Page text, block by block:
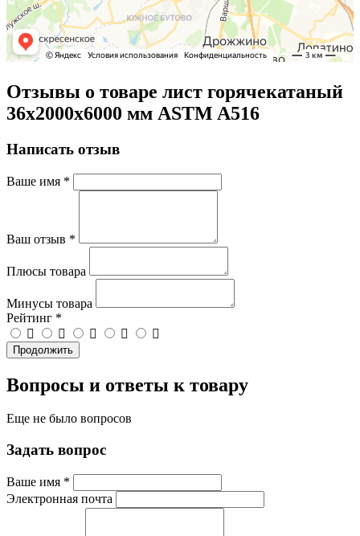
Отзывы о товаре лист горячекатаный
36х2000х6000 мм ASTM A516
Написать отзыв
Ваше имя *
Ваш отзыв *
Плюсы товара
Минусы товара
Рейтинг *
Продолжить
Вопросы и ответы к товару
Еще не было вопросов
Задать вопрос
Ваше имя *
Электронная почта